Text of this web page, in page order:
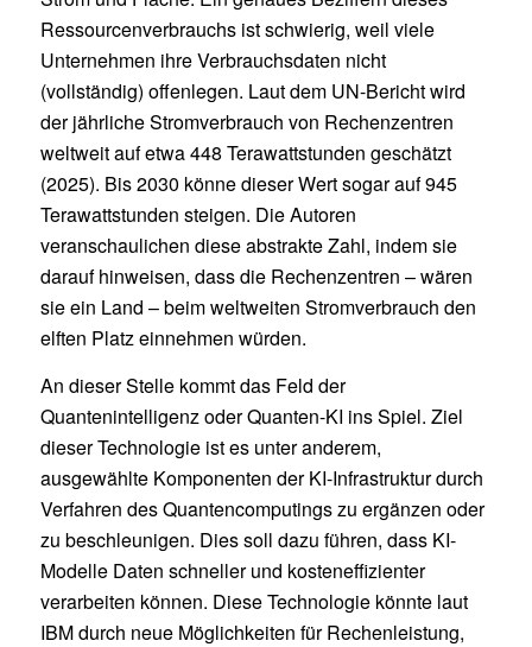
Ressourcenverbrauchs ist schwierig, weil viele
Unternehmen ihre Verbrauchsdaten nicht
(vollständig) offenlegen. Laut dem UN-Bericht wird
der jährliche Stromverbrauch von Rechenzentren
weltweit auf etwa 448 Terawattstunden geschätzt
(2025). Bis 2030 könne dieser Wert sogar auf 945
Terawattstunden steigen. Die Autoren
veranschaulichen diese abstrakte Zahl, indem sie
darauf hinweisen, dass die Rechenzentren – wären
sie ein Land – beim weltweiten Stromverbrauch den
elften Platz einnehmen würden.
An dieser Stelle kommt das Feld der
Quantenintelligenz oder Quanten-KI ins Spiel. Ziel
dieser Technologie ist es unter anderem,
ausgewählte Komponenten der KI-Infrastruktur durch
Verfahren des Quantencomputings zu ergänzen oder
zu beschleunigen. Dies soll dazu führen, dass KI-
Modelle Daten schneller und kosteneffizienter
verarbeiten können. Diese Technologie könnte laut
IBM durch neue Möglichkeiten für Rechenleistung,